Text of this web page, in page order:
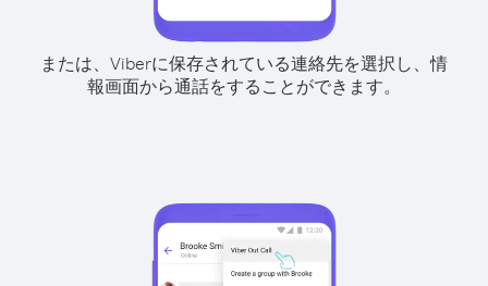
または、Viberに保存されている連絡先を選択し、情
報画面から通話をすることができます。